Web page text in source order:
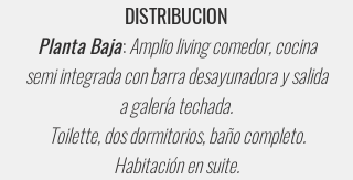
DISTRIBUCION
Planta Baja:Amplio living comedor, cocina
semi integrada con barra desayunadora y salida
a galería techada.
Toilette, dos dormitorios, baño completo.
Habitación en suite.